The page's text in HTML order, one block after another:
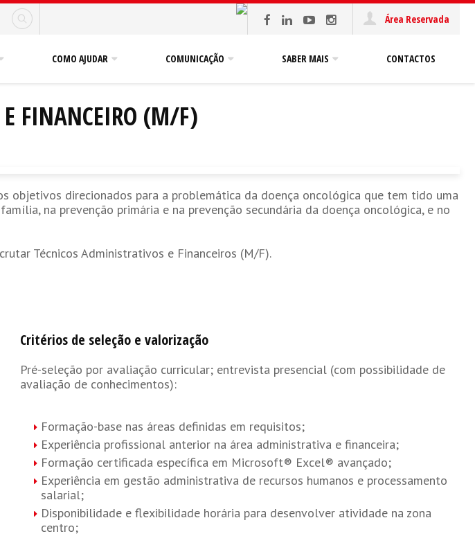
Área Reservada
COMO AJUDAR COMUNICAÇÃO SABER MAIS CONTACTOS
E FINANCEIRO (M/F)
objetivos direcionados para a problemática da doença oncológica que tem tido uma
na prevenção primária e na prevenção secundária da doença oncológica, e no
Técnicos Administrativos e Financeiros (M/F).
Critérios de seleção e valorização
Pré-seleção por avaliação curricular; entrevista presencial (com possibilidade de
avaliação de conhecimentos):
Formação-base nas áreas definidas em requisitos;
Experiência profissional anterior na área administrativa e financeira;
Formação certificada específica em Microsoft® Excel® avançado;
Experiência em gestão administrativa de recursos humanos e processamento
salarial;
Disponibilidade e flexibilidade horária para desenvolver atividade na zona
centro;